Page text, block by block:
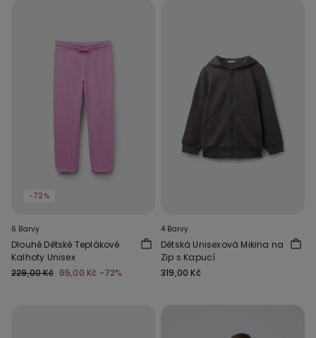
-72%
6 Barvy
Dlouhé Dětské Teplákové
Kalhoty Unisex
229,00 Kč 65,00 Kč -72%
4 Barvy
Dětská Unisexová Mikina na
Zip s Kapucí
319,00 Kč